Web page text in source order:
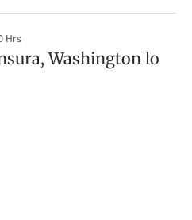
Hrs
Washington lo